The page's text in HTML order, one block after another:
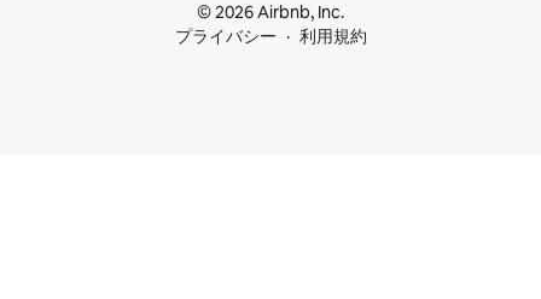
© 2026 Airbnb, Inc.
プライバシー
利用規約